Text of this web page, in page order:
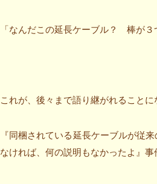
「なんだこの延長ケーブル？ 棒が３
これが、後々まで語り継がれることに
『同梱されている延長ケーブルが従
なければ、何の説明もなかったよ』事